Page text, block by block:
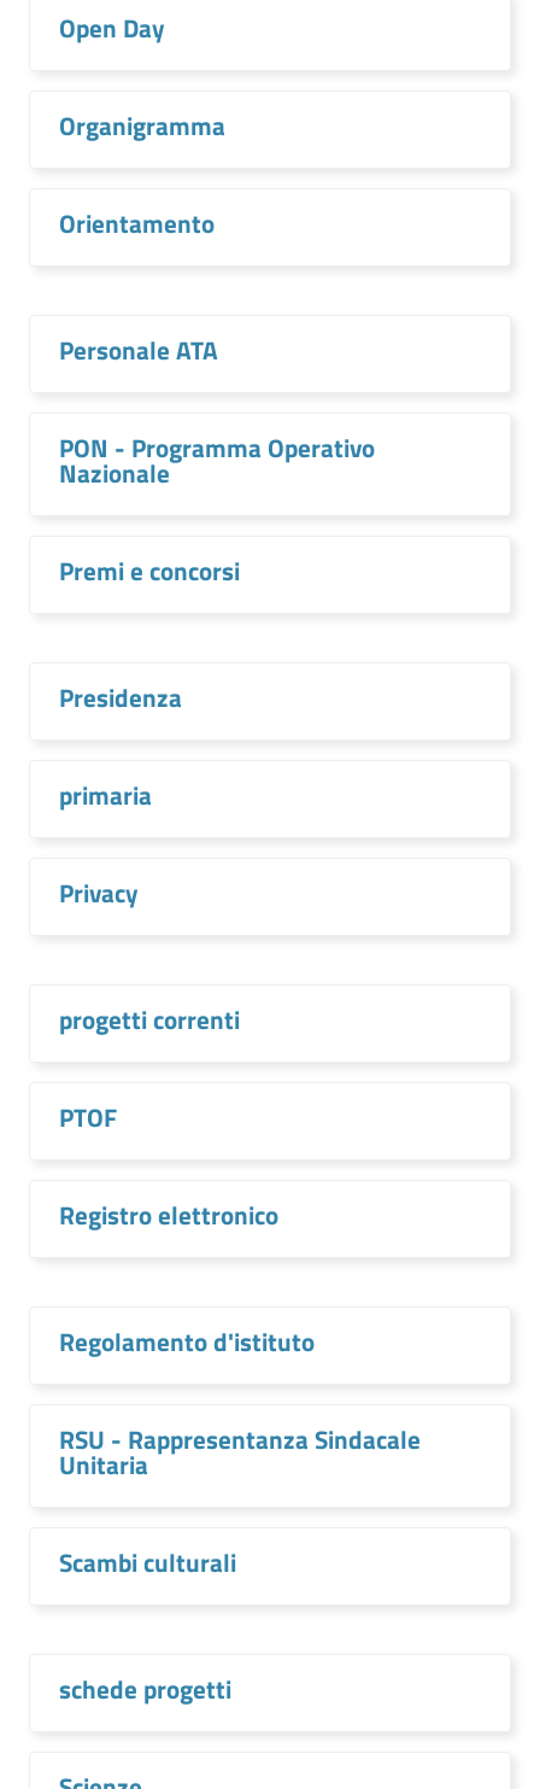
Open Day
Organigramma
Orientamento
Personale ATA
PON - Programma Operativo
Nazionale
Premi e concorsi
Presidenza
primaria
Privacy
progetti correnti
PTOF
Registro elettronico
Regolamento d'istituto
RSU - Rappresentanza Sindacale
Unitaria
Scambi culturali
schede progetti